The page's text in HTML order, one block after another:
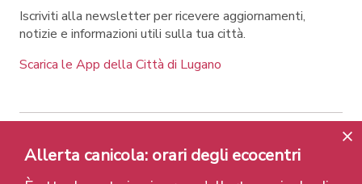
Iscriviti alla newsletter per ricevere aggiornamenti,
notizie e informazioni utili sulla tua città.
Scarica le App della Città di Lugano
Contatti Link Note legali
Privacy Policy
Label e riconoscimenti
Credits
Allerta canicola: orari degli ecocentri